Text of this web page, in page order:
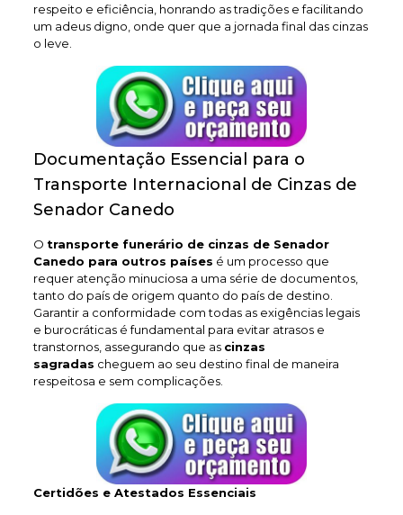
respeito e eficiência, honrando as tradições e facilitando
um adeus digno, onde quer que a jornada final das cinzas
o leve.
Documentação Essencial para o
Transporte Internacional de Cinzas de
Senador Canedo
O transporte funerário de cinzas de Senador
Canedo para outros países é um processo que
requer atenção minuciosa a uma série de documentos,
tanto do país de origem quanto do país de destino.
Garantir a conformidade com todas as exigências legais
e burocráticas é fundamental para evitar atrasos e
transtornos, assegurando que as cinzas
sagradas cheguem ao seu destino final de maneira
respeitosa e sem complicações.
Certidões e Atestados Essenciais